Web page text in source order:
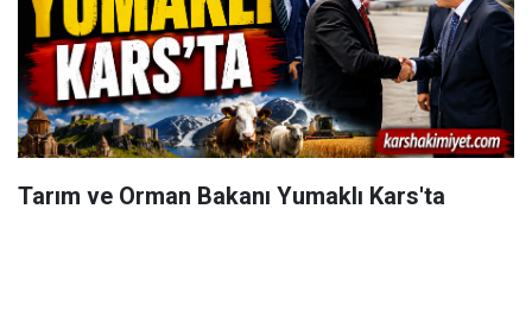
Tarım ve Orman Bakanı Yumaklı Kars'ta